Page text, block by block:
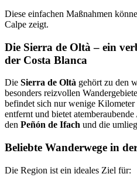
Diese einfachen Maßnahmen
Calpe zeigt.
Die Sierra de Oltà – ein
der Costa Blanca
Die Sierra de Oltà gehört zu den
besonders reizvollen
befindet sich nur wenige
entfernt und bietet
den Peñón de Ifach und die
Beliebte Wanderwege in
Die Region ist ein ideales Ziel für: